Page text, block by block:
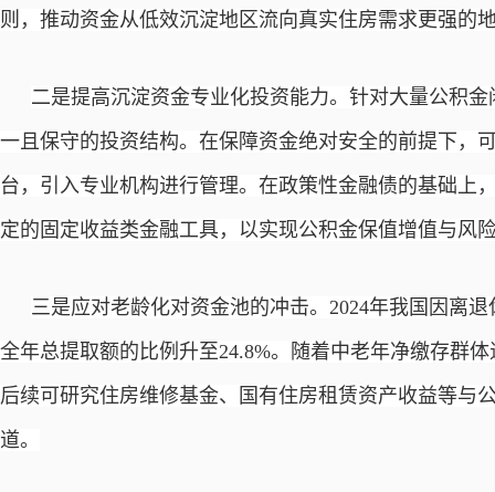
则，推动资金从低效沉淀地区流向真实住房需求更强的
二是提高沉淀资金专业化投资能力。针对大量公积
一且保守的投资结构。在保障资金绝对安全的前提下，
台，引入专业机构进行管理。在政策性金融债的基础上
定的固定收益类金融工具，以实现公积金保值增值与风
三是应对老龄化对资金池的冲击。 2024年我国因离
全年总提取额的比例升至24.8%。随着中老年净缴存群
后续可研究住房维修基金、国有住房租赁资产收益等与
道。